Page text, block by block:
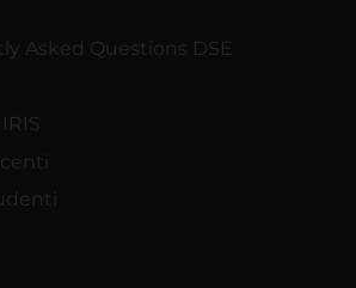
Asked Questions DSE